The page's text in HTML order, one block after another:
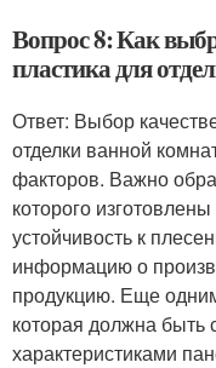
Вопрос 8: Как
пластика для
Ответ: Выбор
отделки ванной
факторов. Важно
которого
устойчивость к
информацию о
продукцию. Еще
которая должна быть
характеристиками